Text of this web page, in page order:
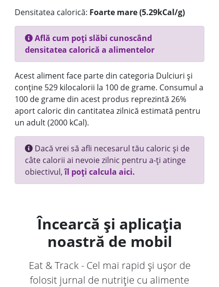
Densitatea calorică: Foarte mare (5.29kCal/g)
Află cum poți slăbi cunoscând
densitatea calorică a alimentelor
Acest aliment face parte din categoria Dulciuri și
conține 529 kilocalorii la 100 de grame. Consumul a
100 de grame din acest produs reprezintă 26%
aport caloric din cantitatea zilnică estimată pentru
un adult (2000 kCal).
Dacă vrei să afli necesarul tău caloric și de
câte calorii ai nevoie zilnic pentru a-ți atinge
obiectivul,îl poți calcula aici.
Încearcă și aplicația
noastră de mobil
Eat & Track - Cel mai rapid și ușor de
folosit jurnal de nutriție cu alimente